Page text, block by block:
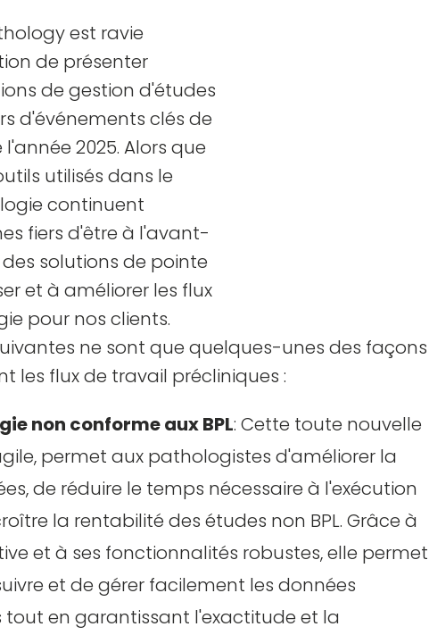
est ravie
de présenter
de gestion d'études
d'événements clés de
2025. Alors que
utilisés dans le
continuent
fiers d'être à l'avant-
solutions de pointe
et à améliorer les flux
pour nos clients.
ne sont que quelques-unes des façons
les flux de travail précliniques :
non conforme aux BPL: Cette toute nouvelle
permet aux pathologistes d'améliorer la
de réduire le temps nécessaire à l'exécution
la rentabilité des études non BPL. Grâce à
et à ses fonctionnalités robustes, elle permet
et de gérer facilement les données
en garantissant l'exactitude et la